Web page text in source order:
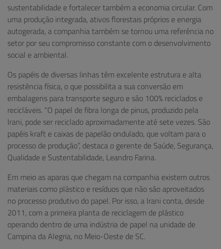
sustentabilidade e fortalecer também a economia circular. Com
uma produção integrada, ativos florestais próprios e energia
autogerada, a companhia também se tornou uma referência no
setor por seu compromisso constante com o desenvolvimento
social e ambiental.
Os papéis de diversas linhas têm excelente estrutura e alta
resistência física, o que possibilita a sua conversão em
embalagens para transporte seguro e são 100% reciclados e
recicláveis. “O papel de fibra longa de pinus, produzido pela
Irani, pode ser reciclado aproximadamente até sete vezes. São
papéis kraft e caixas de papelão ondulado, que voltam para o
processo de produção”, destaca o gerente de Saúde, Segurança,
Qualidade e Sustentabilidade, Leandro Farina.
Em meio as aparas que chegam na companhia existem outros
materiais como plástico e resíduos que não são aproveitados
no processo produtivo do papel. Por isso, a Irani conta, desde
2011, com a primeira planta de reciclagem de plástico
operando dentro de uma indústria de papel na unidade de
Campina da Alegria, no Meio-Oeste de SC.